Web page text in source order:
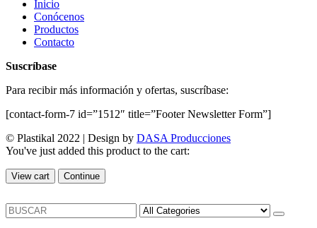
Inicio
Conócenos
Productos
Contacto
Suscríbase
Para recibir más información y ofertas, suscríbase:
[contact-form-7 id=”1512″ title=”Footer Newsletter Form”]
© Plastikal 2022 | Design by DASA Producciones
You've just added this product to the cart:
View cart Continue